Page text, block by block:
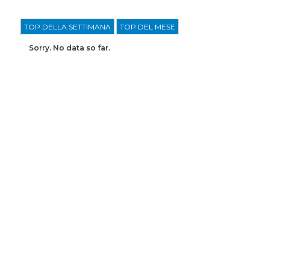
TOP DELLA SETTIMANA TOP DEL MESE
Sorry. No data so far.